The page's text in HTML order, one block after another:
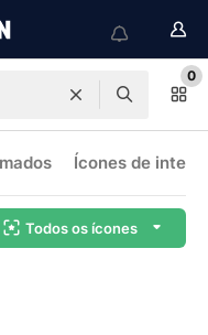
0
Ícones de
Todos os ícones